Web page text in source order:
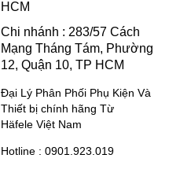
HCM
Chi nhánh : 283/57 Cách
Mạng Tháng Tám, Phường
12, Quận 10, TP HCM
Đại Lý Phân Phối Phụ Kiện Và
Thiết bị chính hãng Từ
Häfele Việt Nam
Hotline : 0901.923.019